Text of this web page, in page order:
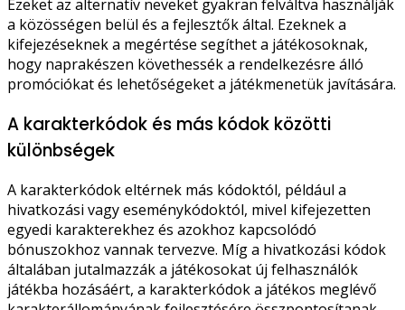
Ezeket az alternatív neveket gyakran felváltva használják
a közösségen belül és a fejlesztők által. Ezeknek a
kifejezéseknek a megértése segíthet a játékosoknak,
hogy naprakészen követhessék a rendelkezésre álló
promóciókat és lehetőségeket a játékmenetük javítására.
A karakterkódok és más kódok közötti
különbségek
A karakterkódok eltérnek más kódoktól, például a
hivatkozási vagy eseménykódoktól, mivel kifejezetten
egyedi karakterekhez és azokhoz kapcsolódó
bónuszokhoz vannak tervezve. Míg a hivatkozási kódok
általában jutalmazzák a játékosokat új felhasználók
játékba hozásáért, a karakterkódok a játékos meglévő